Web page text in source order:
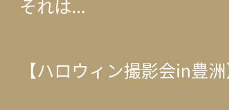
それは...
【ハロウィン撮影会in豊